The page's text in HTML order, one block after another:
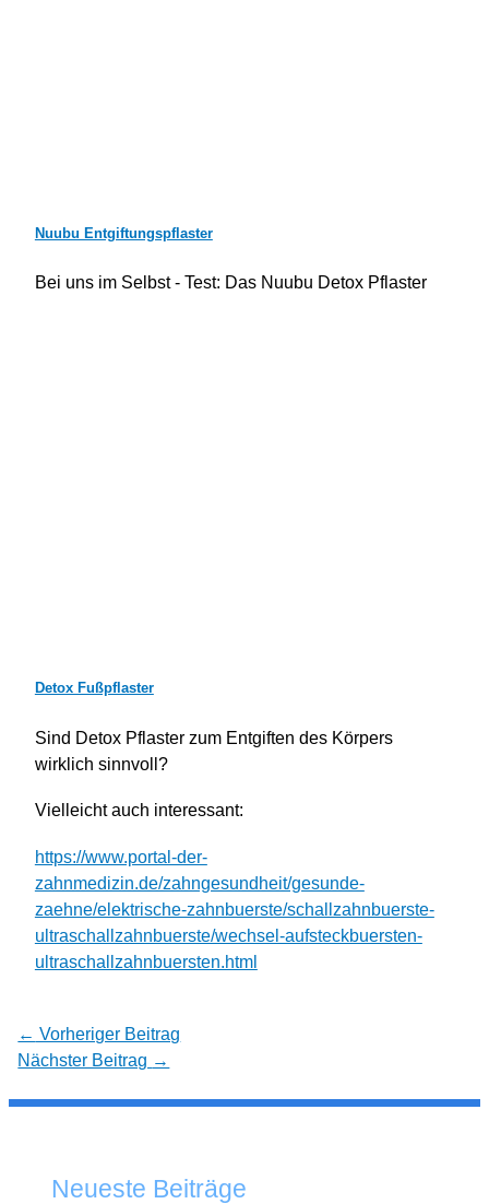
Nuubu Entgiftungspflaster
Bei uns im Selbst - Test: Das Nuubu Detox Pflaster
Detox Fußpflaster
Sind Detox Pflaster zum Entgiften des Körpers
wirklich sinnvoll?
Vielleicht auch interessant:
https://www.portal-der-
zahnmedizin.de/zahngesundheit/gesunde-
zaehne/elektrische-zahnbuerste/schallzahnbuerste-
ultraschallzahnbuerste/wechsel-aufsteckbuersten-
ultraschallzahnbuersten.html
← Vorheriger Beitrag
Nächster Beitrag →
Neueste Beiträge